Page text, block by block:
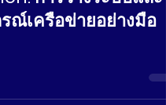
Network
การวางระบบและ